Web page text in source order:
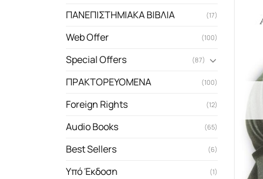
ΠΑΝΕΠΙΣΤΗΜΙΑΚΑ ΒΙΒΛΙΑ (17)
Web Offer (100)
Special Offers (87)
ΠΡΑΚΤΟΡΕΥΟΜΕΝΑ (100)
Foreign Rights (12)
Audio Books (65)
Best Sellers (6)
Υπό Έκδοση (1)